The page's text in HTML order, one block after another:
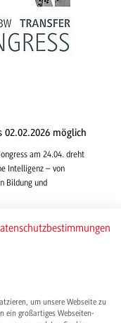
möglich
am 24.04. dreht
Intelligenz – von
Bildung und
um unsere Webseite zu
ein großartiges Webseiten-